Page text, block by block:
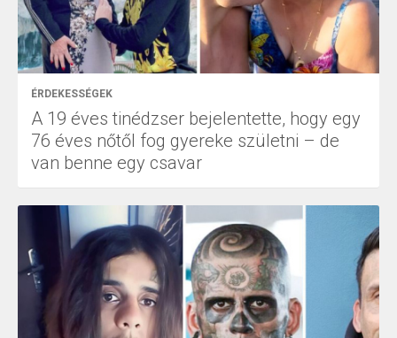
ÉRDEKESSÉGEK
A 19 éves tinédzser bejelentette, hogy egy
76 éves nőtől fog gyereke születni – de
van benne egy csavar